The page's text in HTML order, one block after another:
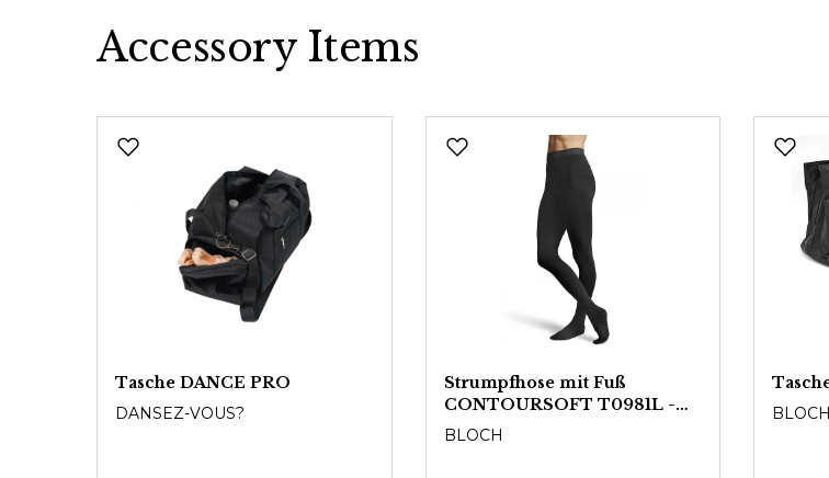
Accessory Items
Tasche DANCE PRO
DANSEZ-VOUS?
Strumpfhose mit Fuß
CONTOURSOFT T0981L -
Damen
BLOCH
BLOCH